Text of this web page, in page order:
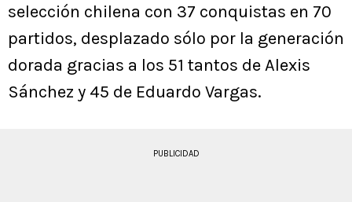
selección chilena con 37 conquistas en 70
partidos, desplazado sólo por la generación
dorada gracias a los 51 tantos de Alexis
Sánchez y 45 de Eduardo Vargas.
PUBLICIDAD